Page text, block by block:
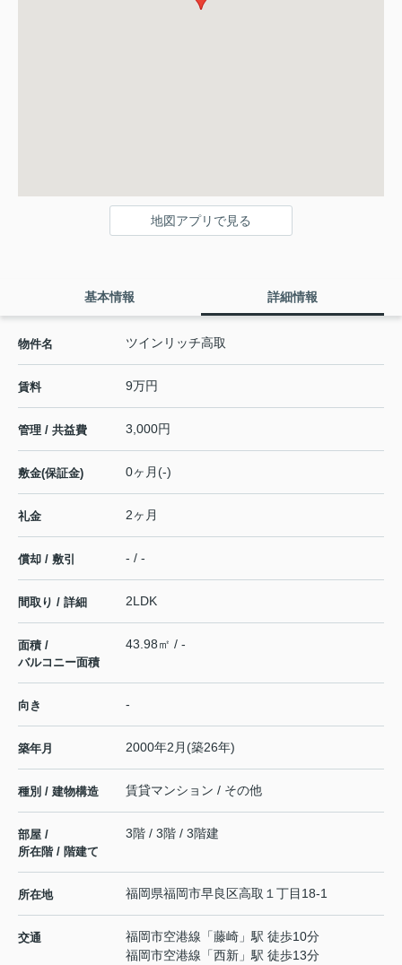
地図アプリで見る
基本情報 詳細情報
物件名 ツインリッチ高取
賃料 9万円
管理 / 共益費 3,000円
敷金(保証金) 0ヶ月(-)
礼金 2ヶ月
償却 / 敷引 - / -
間取り / 詳細 2LDK
面積 /
バルコニー面積
43.98㎡ / -
向き -
築年月 2000年2月(築26年)
種別 / 建物構造 賃貸マンション / その他
部屋 /
所在階 / 階建て
3階 / 3階 / 3階建
所在地 福岡県福岡市早良区高取 １丁目18-1
交通 福岡市空港線 「藤崎 」駅 徒歩10分
福岡市空港線 「西新 」駅 徒歩13分